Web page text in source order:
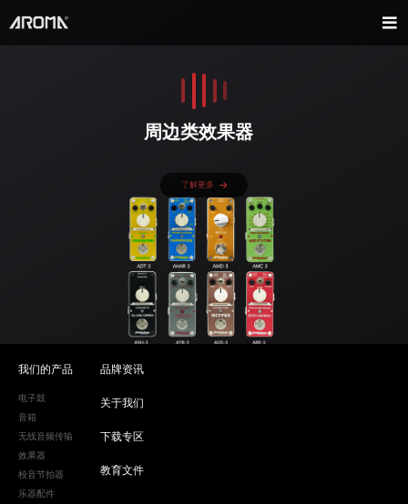
周边类效果器
了解更多
我们的产品
电子鼓
音箱
无线音频传输
效果器
校音节拍器
乐器配件
品牌资讯
关于我们
下载专区
教育文件